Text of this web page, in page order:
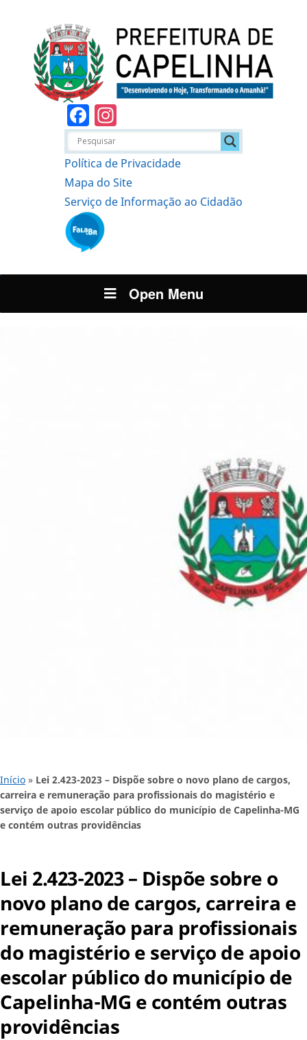
Facebook
Política de Privacidade
Mapa do Site
Serviço de Informação ao Cidadão
Open Menu
Início » Lei 2.423-2023 – Dispõe sobre o novo plano de cargos,
carreira e remuneração para profissionais do magistério e
serviço de apoio escolar público do município de Capelinha-MG
e contém outras providências
Lei 2.423-2023 – Dispõe sobre o
novo plano de cargos, carreira e
remuneração para profissionais
do magistério e serviço de apoio
escolar público do município de
Capelinha-MG e contém outras
providências